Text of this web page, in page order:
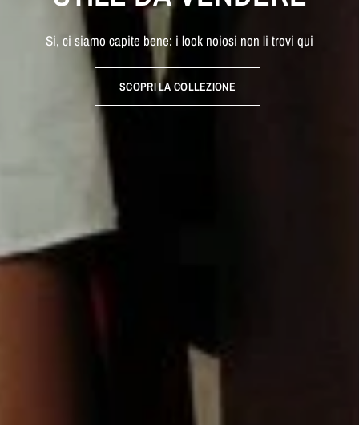
Si, ci siamo capite bene: i look noiosi non li trovi qui
SCOPRI LA COLLEZIONE